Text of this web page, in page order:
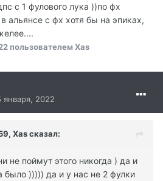
с 1 фулового лука ))по фх
альянсе с фх хотя бы на эпиках,
пользователем Xas
января, 2022
Xas сказал:
не поймут этого никогда ) да и
было ))))) да и у нас не 2 фулки